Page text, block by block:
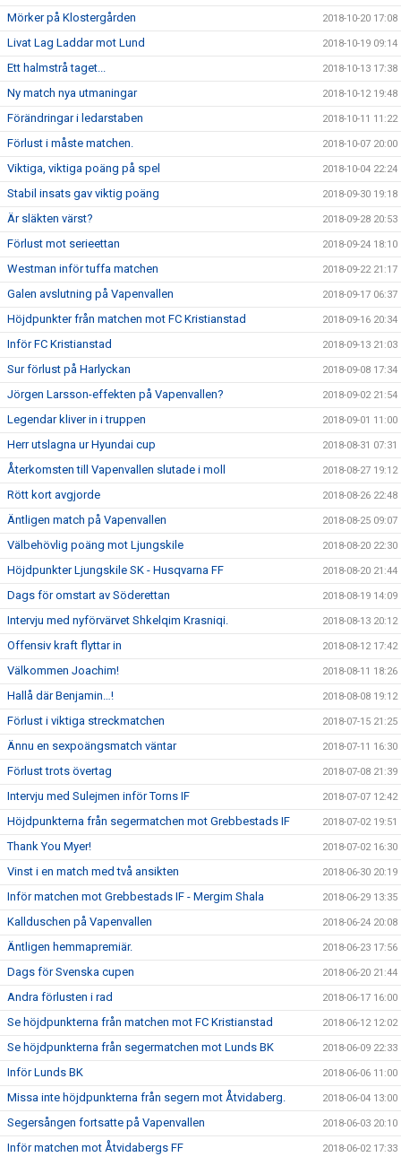
Mörker på Klostergården 2018-10-20 17:08
Livat Lag Laddar mot Lund 2018-10-19 09:14
Ett halmstrå taget... 2018-10-13 17:38
Ny match nya utmaningar 2018-10-12 19:48
Förändringar i ledarstaben 2018-10-11 11:22
Förlust i måste matchen. 2018-10-07 20:00
Viktiga, viktiga poäng på spel 2018-10-04 22:24
Stabil insats gav viktig poäng 2018-09-30 19:18
Är släkten värst? 2018-09-28 20:53
Förlust mot serieettan 2018-09-24 18:10
Westman inför tuffa matchen 2018-09-22 21:17
Galen avslutning på Vapenvallen 2018-09-17 06:37
Höjdpunkter från matchen mot FC Kristianstad 2018-09-16 20:34
Inför FC Kristianstad 2018-09-13 21:03
Sur förlust på Harlyckan 2018-09-08 17:34
Jörgen Larsson-effekten på Vapenvallen? 2018-09-02 21:54
Legendar kliver in i truppen 2018-09-01 11:00
Herr utslagna ur Hyundai cup 2018-08-31 07:31
Återkomsten till Vapenvallen slutade i moll 2018-08-27 19:12
Rött kort avgjorde 2018-08-26 22:48
Äntligen match på Vapenvallen 2018-08-25 09:07
Välbehövlig poäng mot Ljungskile 2018-08-20 22:30
Höjdpunkter Ljungskile SK - Husqvarna FF 2018-08-20 21:44
Dags för omstart av Söderettan 2018-08-19 14:09
Intervju med nyförvärvet Shkelqim Krasniqi. 2018-08-13 20:12
Offensiv kraft flyttar in 2018-08-12 17:42
Välkommen Joachim! 2018-08-11 18:26
Hallå där Benjamin…! 2018-08-08 19:12
Förlust i viktiga streckmatchen 2018-07-15 21:25
Ännu en sexpoängsmatch väntar 2018-07-11 16:30
Förlust trots övertag 2018-07-08 21:39
Intervju med Sulejmen inför Torns IF 2018-07-07 12:42
Höjdpunkterna från segermatchen mot Grebbestads IF 2018-07-02 19:51
Thank You Myer! 2018-07-02 16:30
Vinst i en match med två ansikten 2018-06-30 20:19
Inför matchen mot Grebbestads IF - Mergim Shala 2018-06-29 13:35
Kallduschen på Vapenvallen 2018-06-24 20:08
Äntligen hemmapremiär. 2018-06-23 17:56
Dags för Svenska cupen 2018-06-20 21:44
Andra förlusten i rad 2018-06-17 16:00
Se höjdpunkterna från matchen mot FC Kristianstad 2018-06-12 12:02
Se höjdpunkterna från segermatchen mot Lunds BK 2018-06-09 22:33
Inför Lunds BK 2018-06-06 11:00
Missa inte höjdpunkterna från segern mot Åtvidaberg. 2018-06-04 13:00
Segersången fortsatte på Vapenvallen 2018-06-03 20:10
Inför matchen mot Åtvidabergs FF 2018-06-02 17:33